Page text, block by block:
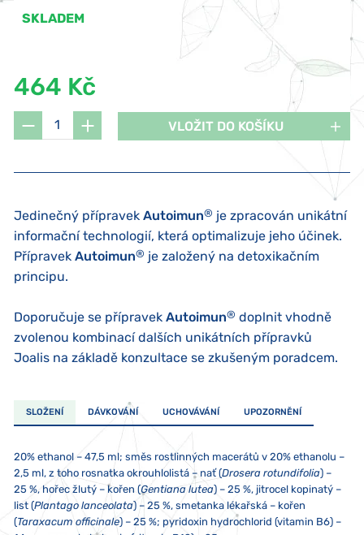
SKLADEM
464 Kč
VLOŽIT DO KOŠÍKU
Jedinečný přípravek Autoimun® je zpracován unikátní
informační technologií, která optimalizuje jeho účinek.
Přípravek Autoimun® je založený na detoxikačním
principu.
Doporučuje se přípravek Autoimun® doplnit vhodně
zvolenou kombinací dalších unikátních přípravků
Joalis na základě konzultace se zkušeným poradcem.
SLOŽENÍ DÁVKOVÁNÍ UCHOVÁVÁNÍ UPOZORNĚNÍ
20% ethanol – 47,5 ml; směs rostlinných macerátů v 20% ethanolu –
2,5 ml, z toho rosnatka okrouhlolistá – nať (Drosera rotundifolia) –
25 %, hořec žlutý – kořen (Gentiana lutea) – 25 %, jitrocel kopinatý –
list (Plantago lanceolata) – 25 %, smetanka lékařská – kořen
(Taraxacum officinale) – 25 %; pyridoxin hydrochlorid (vitamin B6) –